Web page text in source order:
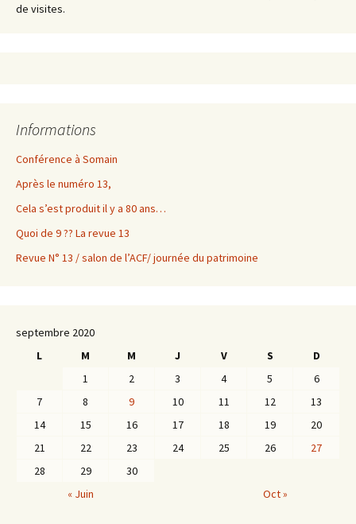
de visites.
Informations
Conférence à Somain
Après le numéro 13,
Cela s’est produit il y a 80 ans…
Quoi de 9 ?? La revue 13
Revue N° 13 / salon de l’ACF/ journée du patrimoine
septembre 2020
L
M M J V S
D
1
2 3 4 5
6
7
8 9 10 11 12
13
14
15 16 17 18 19
20
21
22 23 24 25 26
27
28
29
30
« Juin
Oct »